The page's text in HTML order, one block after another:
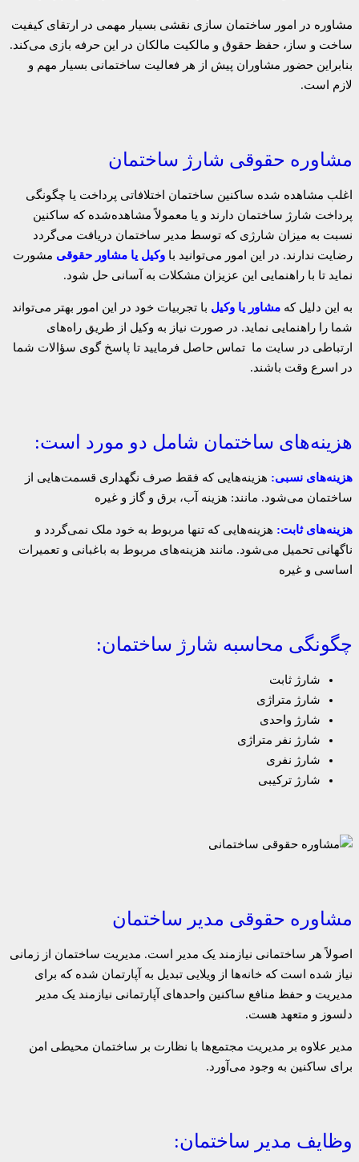
مشاوره در امور ساختمان سازی نقشی بسیار مهمی در ارتقای کیفیت
ساخت و ساز، حفظ حقوق و مالکیت مالکان در این حرفه بازی می‌کند.
بنابراین حضور مشاوران پیش از هر فعالیت ساختمانی بسیار مهم و
لازم است.
مشاوره حقوقی شارژ ساختمان
اغلب مشاهده ‌شده ساکنین ساختمان اختلافاتی پرداخت یا چگونگی
پرداخت شارژ ساختمان دارند و یا معمولاً مشاهده‌شده که ساکنین
نسبت به میزان شارژی که توسط مدیر ساختمان دریافت می‌گردد
رضایت ندارند. در این امور می‌توانید با وکیل یا مشاور حقوقی مشورت
نماید تا با راهنمایی این عزیزان مشکلات به آسانی حل شود.
به این دلیل که مشاور یا وکیل با تجربیات خود در این امور بهتر می‌تواند
شما را راهنمایی نماید. در صورت نیاز به وکیل از طریق راه‌های
ارتباطی در سایت ما تماس حاصل فرمایید تا پاسخ گوی سؤالات شما
در اسرع وقت باشند.
هزینه‌های ساختمان شامل دو مورد است:
هزینه‌های نسبی: هزینه‌هایی که فقط صرف نگهداری قسمت‌هایی از
ساختمان می‌شود. مانند: هزینه آب، برق و گاز و غیره
هزینه‌های ثابت: هزینه‌هایی که تنها مربوط به خود ملک نمی‌گردد و
ناگهانی تحمیل می‌شود. مانند هزینه‌های مربوط به باغبانی و تعمیرات
اساسی و غیره
چگونگی محاسبه شارژ ساختمان:
شارژ ثابت
شارژ متراژی
شارژ واحدی
شارژ نفر متراژی
شارژ نفری
شارژ ترکیبی
مشاوره حقوقی مدیر ساختمان
اصولاً هر ساختمانی نیازمند یک مدیر است. مدیریت ساختمان از زمانی
نیاز شده است که خانه‌ها از ویلایی تبدیل به آپارتمان شده که برای
مدیریت و حفظ منافع ساکنین واحدهای آپارتمانی نیازمند یک مدیر
دلسوز و متعهد هست.
مدیر علاوه بر مدیریت مجتمع‌ها با نظارت بر ساختمان محیطی امن
برای ساکنین به وجود می‌آورد.
وظایف مدیر ساختمان: